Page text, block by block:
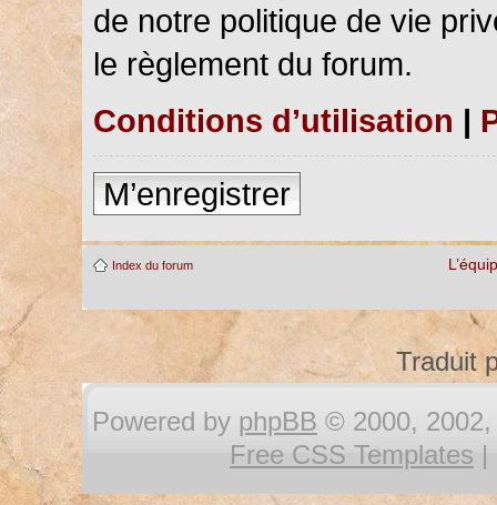
de notre politique de vie
le règlement du forum.
Conditions d’utilisation |
M’enregistrer
Index du forum
Traduit
Powered by phpBB © 2000, 2002,
Free CSS Templates |